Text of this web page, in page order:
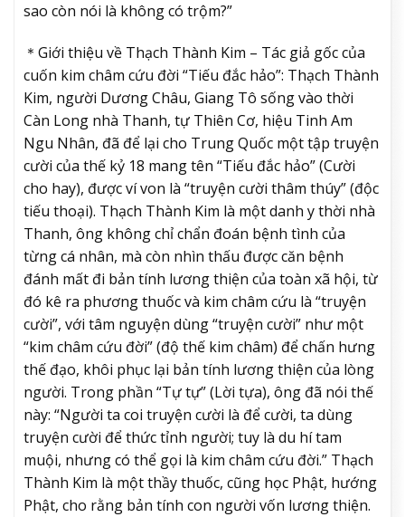
sao còn nói là không có trộm?”
＊Giới thiệu về Thạch Thành Kim – Tác giả gốc của
cuốn kim châm cứu đời “Tiếu đắc hảo”: Thạch Thành
Kim, người Dương Châu, Giang Tô sống vào thời
Càn Long nhà Thanh, tự Thiên Cơ, hiệu Tinh Am
Ngu Nhân, đã để lại cho Trung Quốc một tập truyện
cười của thế kỷ 18 mang tên “Tiếu đắc hảo” (Cười
cho hay), được ví von là “truyện cười thâm thúy” (độc
tiếu thoại). Thạch Thành Kim là một danh y thời nhà
Thanh, ông không chỉ chẩn đoán bệnh tình của
từng cá nhân, mà còn nhìn thấu được căn bệnh
đánh mất đi bản tính lương thiện của toàn xã hội, từ
đó kê ra phương thuốc và kim châm cứu là “truyện
cười”, với tâm nguyện dùng “truyện cười” như một
“kim châm cứu đời” (độ thế kim châm) để chấn hưng
thế đạo, khôi phục lại bản tính lương thiện của lòng
người. Trong phần “Tự tự” (Lời tựa), ông đã nói thế
này: “Người ta coi truyện cười là để cười, ta dùng
truyện cười để thức tỉnh người; tuy là du hí tam
muội, nhưng có thể gọi là kim châm cứu đời.” Thạch
Thành Kim là một thầy thuốc, cũng học Phật, hướng
Phật, cho rằng bản tính con người vốn lương thiện.